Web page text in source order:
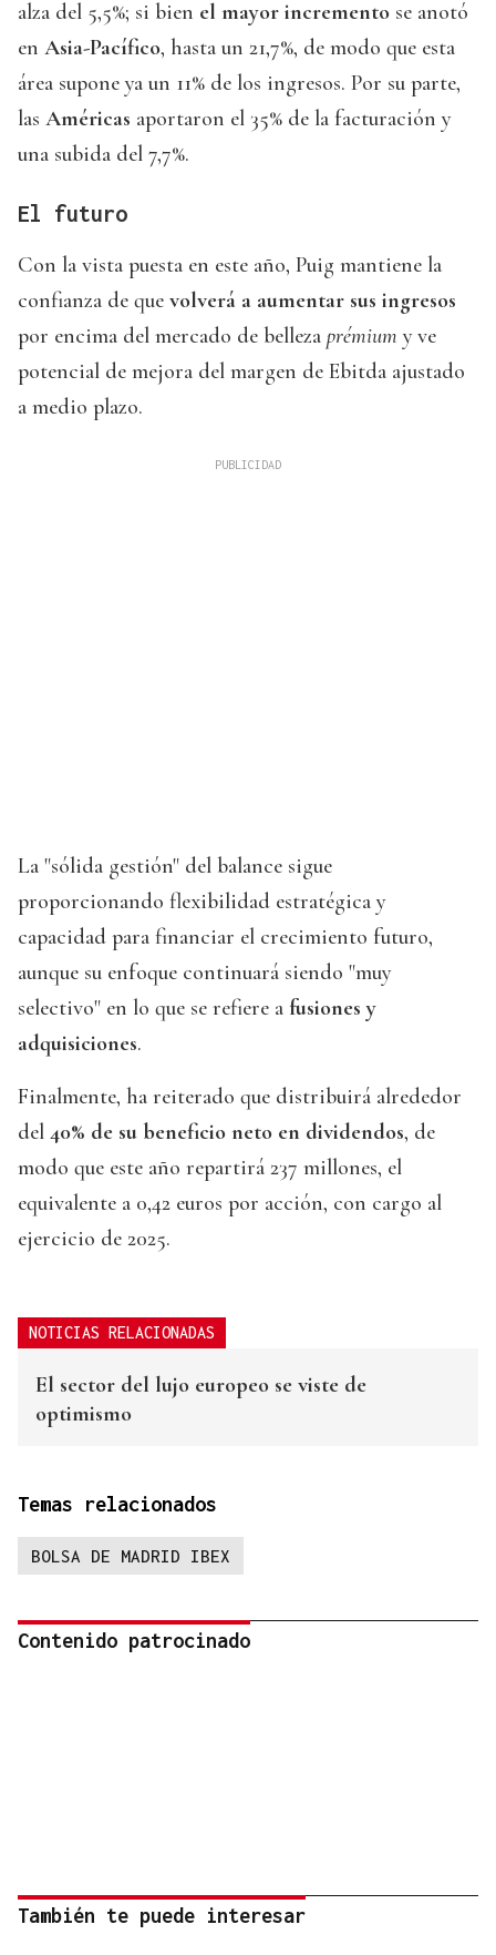
alza del 5,5%; si bien el mayor incremento se anotó
en Asia-Pacífico, hasta un 21,7%, de modo que esta
área supone ya un 11% de los ingresos. Por su parte,
las Américas aportaron el 35% de la facturación y
una subida del 7,7%.
El futuro
Con la vista puesta en este año, Puig mantiene la
confianza de que volverá a aumentar sus ingresos
por encima del mercado de belleza prémium y ve
potencial de mejora del margen de Ebitda ajustado
a medio plazo.
La "sólida gestión" del balance sigue
proporcionando flexibilidad estratégica y
capacidad para financiar el crecimiento futuro,
aunque su enfoque continuará siendo "muy
selectivo" en lo que se refiere a fusiones y
adquisiciones.
Finalmente, ha reiterado que distribuirá alrededor
del 40% de su beneficio neto en dividendos, de
modo que este año repartirá 237 millones, el
equivalente a 0,42 euros por acción, con cargo al
ejercicio de 2025.
NOTICIAS RELACIONADAS
El sector del lujo europeo se viste de
optimismo
Temas relacionados
BOLSA DE MADRID IBEX
Contenido patrocinado
También te puede interesar